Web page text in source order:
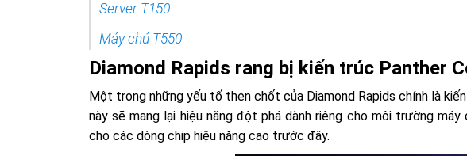
Server T150
Máy chủ T550
Diamond Rapids rang bị kiến trúc Panther
Một trong những yếu tố then chốt của Diamond Rapids chính là
này sẽ mang lại hiệu năng đột phá dành riêng cho môi trường
cho các dòng chip hiệu năng cao trước đây.